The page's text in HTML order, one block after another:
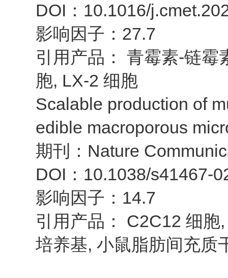
DOI：10.1016/
影响因子：27.7
引用产品： 青霉素-链
胞, LX-2 细胞
Scalable production of
edible macroporous
期刊：Nature
DOI：10.1038/s41467-
影响因子：14.7
引用产品： C2C12 细
培养基, 小鼠脂肪间充质